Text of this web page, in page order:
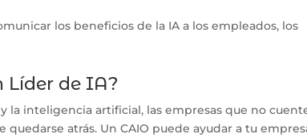
los beneficios de la IA a los empleados, los
Líder de IA?
la inteligencia artificial, las empresas que no
atrás. Un CAIO puede ayudar a tu